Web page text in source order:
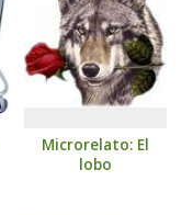
Microrelato: El
lobo